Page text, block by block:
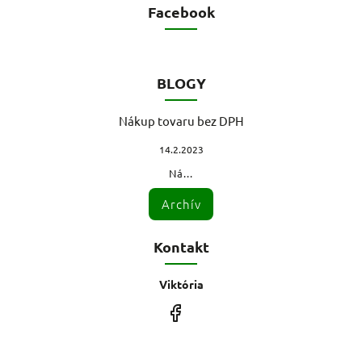
Facebook
BLOGY
Nákup tovaru bez DPH
14.2.2023
Ná...
Archív
Kontakt
Viktória